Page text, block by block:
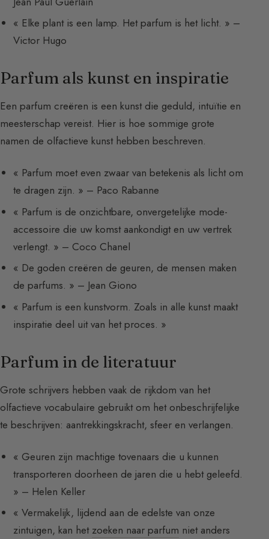
« Elke plant is een lamp. Het parfum is het licht. » –
Victor Hugo
Parfum als kunst en inspiratie
Een parfum creëren is een kunst die geduld, intuïtie en
meesterschap vereist. Hier is hoe sommige grote
namen de olfactieve kunst hebben beschreven.
« Parfum moet even zwaar van betekenis als licht om
te dragen zijn. » – Paco Rabanne
« Parfum is de onzichtbare, onvergetelijke mode-
accessoire die uw komst aankondigt en uw vertrek
verlengt. » – Coco Chanel
« De goden creëren de geuren, de mensen maken
de parfums. » – Jean Giono
« Parfum is een kunstvorm. Zoals in alle kunst maakt
inspiratie deel uit van het proces. »
Parfum in de literatuur
Grote schrijvers hebben vaak de rijkdom van het
olfactieve vocabulaire gebruikt om het onbeschrijfelijke
te beschrijven: aantrekkingskracht, sfeer en verlangen.
« Geuren zijn machtige tovenaars die u kunnen
transporteren doorheen de jaren die u hebt geleefd.
» – Helen Keller
« Vermakelijk, lijdend aan de edelste van onze
zintuigen, kan het zoeken naar parfum niet anders